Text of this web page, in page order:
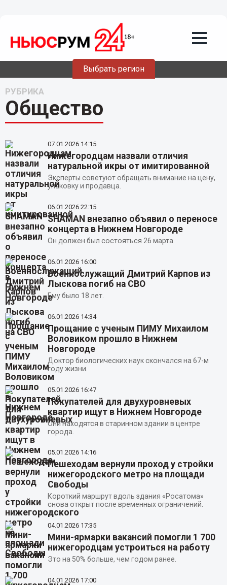
Выбрать регион
РУБРИКА
Общество
07.01.2026 14:15
Нижегородцам назвали отличия
натуральной икры от имитированной
Эксперты советуют обращать внимание на цену,
упаковку и продавца.
06.01.2026 22:15
SHAMAN внезапно объявил о переносе
концерта в Нижнем Новгороде
Он должен был состояться 26 марта.
06.01.2026 16:00
Военнослужащий Дмитрий Карпов из
Лыскова погиб на СВО
Ему было 18 лет.
06.01.2026 14:34
Прощание с ученым ПИМУ Михаилом
Воловиком прошло в Нижнем
Новгороде
Доктор биологических наук скончался на 67-м
году жизни.
05.01.2026 16:47
Покупателей для двухуровневых
квартир ищут в Нижнем Новгороде
Они находятся в старинном здании в центре
города.
05.01.2026 14:16
Пешеходам вернули проход у стройки
нижегородского метро на площади
Свободы
Короткий маршрут вдоль здания «Росатома»
снова открыт после временных ограничений.
04.01.2026 17:35
Мини-ярмарки вакансий помогли 1 700
нижегородцам устроиться на работу
Это на 50% больше, чем годом ранее.
04.01.2026 17:00